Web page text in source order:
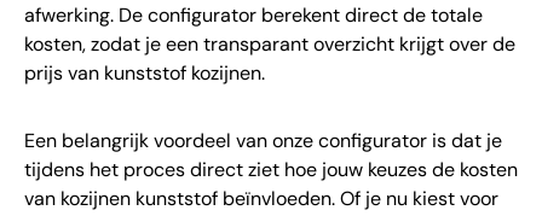
afwerking. De configurator berekent direct de totale
kosten, zodat je een transparant overzicht krijgt over de
prijs van kunststof kozijnen.
Een belangrijk voordeel van onze configurator is dat je
tijdens het proces direct ziet hoe jouw keuzes de kosten
van kozijnen kunststof beïnvloeden. Of je nu kiest voor